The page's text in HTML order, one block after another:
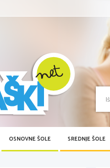
OSNOVNE ŠOLE SREDNJE ŠOLE